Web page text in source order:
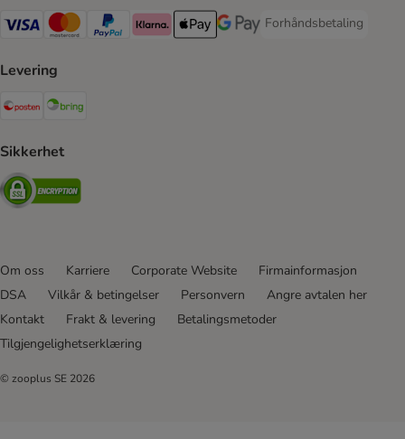
Visa Payment Method
Mastercard Payment Method
PayPal Payment Method
Klarna Payment Method
Apple Pay Payment Method
Google Pay Payment Method
Forhåndsbetaling
Forhåndsbetaling
Levering
Posten Shipping Method
Sikkerhet
Security
Om oss Karriere Corporate Website
Firmainformasjon
DSA
Vilkår & betingelser Personvern
Angre avtalen her
Kontakt
Frakt & levering
Betalingsmetoder
Tilgjengelighetserklæring
© zooplus SE 2026